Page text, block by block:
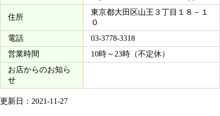
住所
東京都大田区山王３丁目１８－１
０
電話
03-3778-3318
営業時間
10時～23時（不定休）
お店からのお知ら
せ
更新日：2021-11-27